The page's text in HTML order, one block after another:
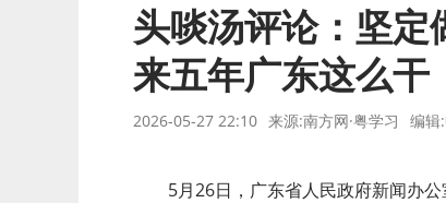
头啖汤评论：坚
来五年广东这么干
2026-05-27 22:10 来源:南方网·粤学习 编辑
5月26日，广东省人民政府新闻办公